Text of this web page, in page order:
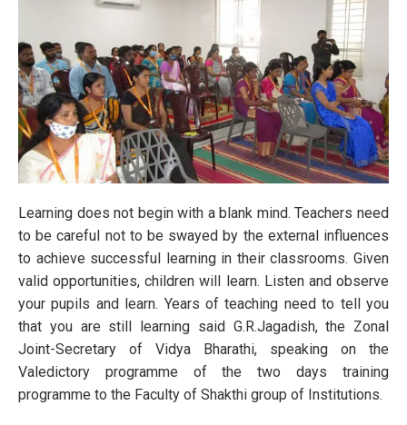
Learning does not begin with a blank mind. Teachers need
to be careful not to be swayed by the external influences
to achieve successful learning in their classrooms. Given
valid opportunities, children will learn. Listen and observe
your pupils and learn. Years of teaching need to tell you
that you are still learning said G.R.Jagadish, the Zonal
Joint-Secretary of Vidya Bharathi, speaking on the
Valedictory programme of the two days training
programme to the Faculty of Shakthi group of Institutions.